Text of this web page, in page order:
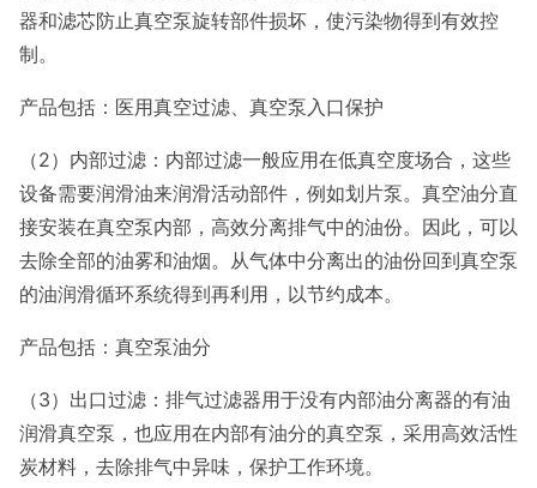
器和滤芯防止真空泵旋转部件损坏，使污染物得到有效控
制。
产品包括：医用真空过滤、真空泵入口保护
（2）内部过滤：内部过滤一般应用在低真空度场合，这些
设备需要润滑油来润滑活动部件，例如划片泵。真空油分直
接安装在真空泵内部，高效分离排气中的油份。因此，可以
去除全部的油雾和油烟。从气体中分离出的油份回到真空泵
的油润滑循环系统得到再利用，以节约成本。
产品包括：真空泵油分
（3）出口过滤：排气过滤器用于没有内部油分离器的有油
润滑真空泵，也应用在内部有油分的真空泵，采用高效活性
炭材料，去除排气中异味，保护工作环境。